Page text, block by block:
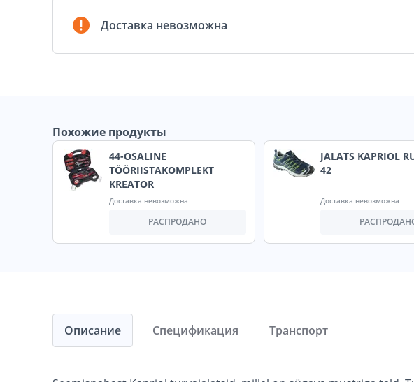
Доставка невозможна
Похожие продукты
44-OSALINE
TÖÖRIISTAKOMPLEKT
KREATOR
Доставка невозможна
РАСПРОДАНО
JALATS KAPRIOL
42
Доставка невозможна
Описание Спецификация Транспорт